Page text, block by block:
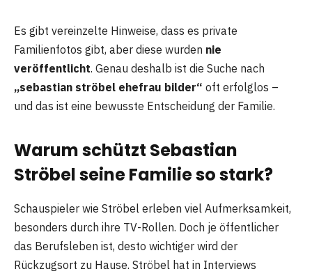
Es gibt vereinzelte Hinweise, dass es private
Familienfotos gibt, aber diese wurden nie
veröffentlicht. Genau deshalb ist die Suche nach
„sebastian ströbel ehefrau bilder“ oft erfolglos –
und das ist eine bewusste Entscheidung der Familie.
Warum schützt Sebastian
Ströbel seine Familie so stark?
Schauspieler wie Ströbel erleben viel Aufmerksamkeit,
besonders durch ihre TV-Rollen. Doch je öffentlicher
das Berufsleben ist, desto wichtiger wird der
Rückzugsort zu Hause. Ströbel hat in Interviews